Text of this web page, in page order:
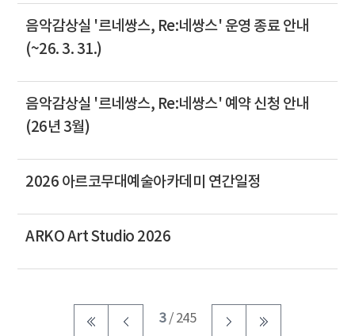
음악감상실 '르네쌍스, Re:네쌍스' 운영 종료 안내
(~26. 3. 31.)
음악감상실 '르네쌍스, Re:네쌍스' 예약 신청 안내
(26년 3월)
2026 아르코무대예술아카데미 연간일정
ARKO Art Studio 2026
3/ 245